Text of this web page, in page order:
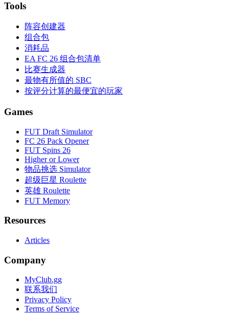
Tools
阵容创建器
组合包
消耗品
EA FC 26 组合包清单
比赛生成器
最物有所值的 SBC
按评分计算的最便宜的玩家
Games
FUT Draft Simulator
FC 26 Pack Opener
FUT Spins 26
Higher or Lower
物品挑选 Simulator
超级巨星 Roulette
英雄 Roulette
FUT Memory
Resources
Articles
Company
MyClub.gg
联系我们
Privacy Policy
Terms of Service